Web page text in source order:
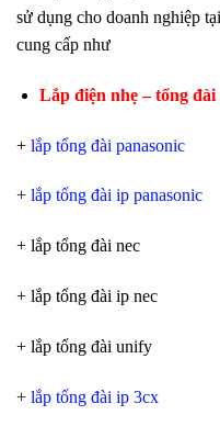
sử dụng cho doanh nghiệp
cung cấp như
Lắp điện nhẹ – tổng
+ lắp tổng đài panasonic
+ lắp tổng đài ip panasonic
+ lắp tổng đài nec
+ lắp tổng đài ip nec
+ lắp tổng đài unify
+ lắp tổng đài ip 3cx